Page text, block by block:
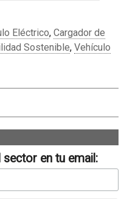
Eléctrico, Cargador de
Sostenible, Vehículo
sector en tu email: